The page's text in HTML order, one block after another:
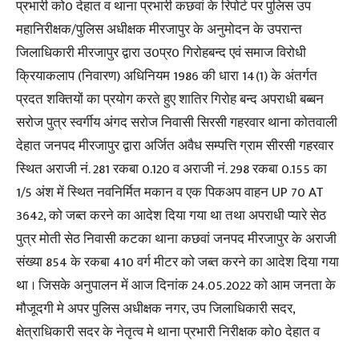
प्रभारी को0 देहात व थाना प्रभारी कछवां के रिपोर्ट पर पुलिस उप
महानिरीक्षक/पुलिस अधीक्षक मीरजापुर के अनुमोदन के उपरान्त
जिलाधिकारी मीरजापुर द्वारा उ0प्र0 गिरोहबन्द एवं समाज विरोधी
क्रियाकलाप (निवारण) अधिनियम 1986 की धारा 14(1) के अंतर्गत
प्रदत शक्तियों का प्रयोग करते हुए शातिर गिरोह बन्द अपराधी बब्बन
सरोज पुत्र स्वर्गीय अंगद सरोज निवासी सिरसी गहरवार थाना कोतवाली
देहात जनपद मीरजापुर द्वारा अर्जित अवैध सम्पत्ति ग्राम सीरसी गहरवार
स्थित अराजी नं. 281 रकबा 0.120 व अराजी नं. 298 रकबा 0.155 का
1/5 अंश में स्थित नवनिर्मित मकान व एक पिकअप वाहन UP 70 AT
3642, को जब्त करने का आदेश दिया गया था तथा अपराधी प्यारे सेठ
पुत्र मोती सेठ निवासी कटका थाना कछवां जनपद मीरजापुर के अराजी
संख्या 854 के रकबा 410 वर्ग मीटर को जब्त करने का आदेश दिया गया
था । जिसके अनुपालन में आज दिनांक 24.05.2022 को आम जनता के
मौजूदगी मे अपर पुलिस अधीक्षक नगर, उप जिलाधिकारी सदर,
क्षेत्राधिकारी सदर के नेतृत्व मे थाना प्रभारी निरीक्षक को0 देहात व